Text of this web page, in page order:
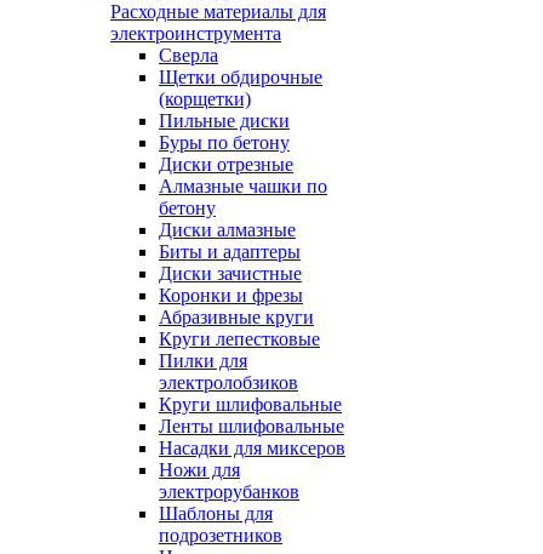
Расходные материалы для
электроинструмента
Сверла
Щетки обдирочные
(корщетки)
Пильные диски
Буры по бетону
Диски отрезные
Алмазные чашки по
бетону
Диски алмазные
Биты и адаптеры
Диски зачистные
Коронки и фрезы
Абразивные круги
Круги лепестковые
Пилки для
электролобзиков
Круги шлифовальные
Ленты шлифовальные
Насадки для миксеров
Ножи для
электрорубанков
Шаблоны для
подрозетников